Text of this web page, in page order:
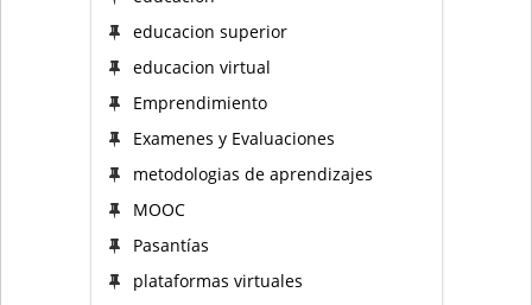
educacion superior
educacion virtual
Emprendimiento
Examenes y Evaluaciones
metodologias de aprendizajes
MOOC
Pasantías
plataformas virtuales